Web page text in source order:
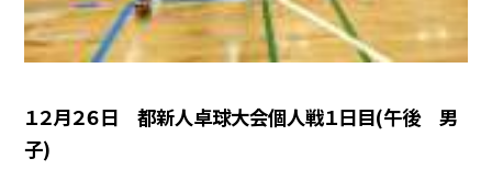
１２月２６日 都新人卓球大会個人戦１日目(午後 男
子)